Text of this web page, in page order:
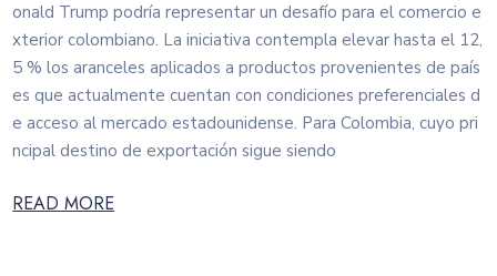
onald Trump podría representar un desafío para el comercio e
xterior colombiano. La iniciativa contempla elevar hasta el 12,
5 % los aranceles aplicados a productos provenientes de país
es que actualmente cuentan con condiciones preferenciales d
e acceso al mercado estadounidense. Para Colombia, cuyo pri
ncipal destino de exportación sigue siendo
READ MORE